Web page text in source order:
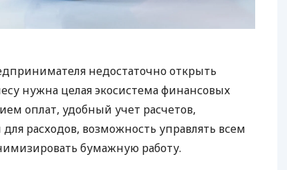
недостаточно открыть
нужна целая экосистема финансовых
оплат, удобный учет расчетов,
расходов, возможность управлять всем
бумажную работу.